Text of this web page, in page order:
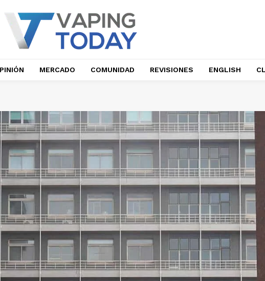
MERCADO COMUNIDAD REVISIONES ENGLISH